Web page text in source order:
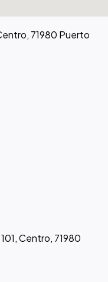
71980 Puerto
Centro, 71980